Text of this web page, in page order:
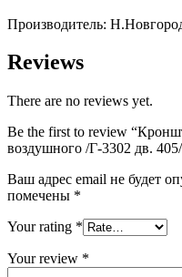
Производитель:
Reviews
There are no reviews yet.
Be the first to review
воздушного /Г-3302 дв.
Ваш адрес email не будет
помечены *
Your rating *
Your review *